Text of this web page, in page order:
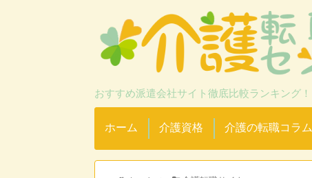
おすすめ派遣会社サイト徹底比較ランキング！
ホーム 介護資格 介護の転職コラム